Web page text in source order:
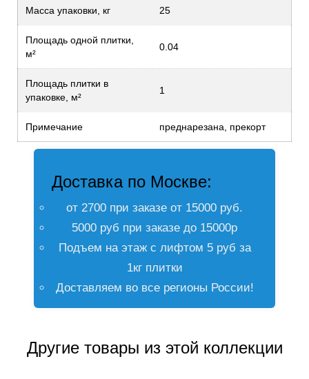
Масса упаковки, кг 25
Площадь одной плитки,
м²
0.04
Площадь плитки в
упаковке, м²
1
Примечание преднарезана, прекорт
Доставка по Москве:
от 2700 при заказе от 15000 руб.
5000 руб при заказе до 15000р
Подъем на этаж с лифтом 5 руб за
1кг плитки
Доставляем во все регионы России!
Другие товары из этой коллекции